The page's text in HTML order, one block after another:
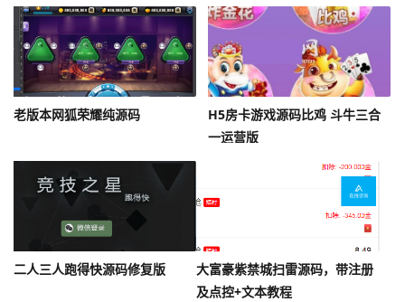
Lua
老版本网狐荣耀纯源码
H5房卡游戏源码比鸡 斗牛三合
一运营版
二人三人跑得快源码修复版
大富豪紫禁城扫雷源码，带注册
及点控+文本教程